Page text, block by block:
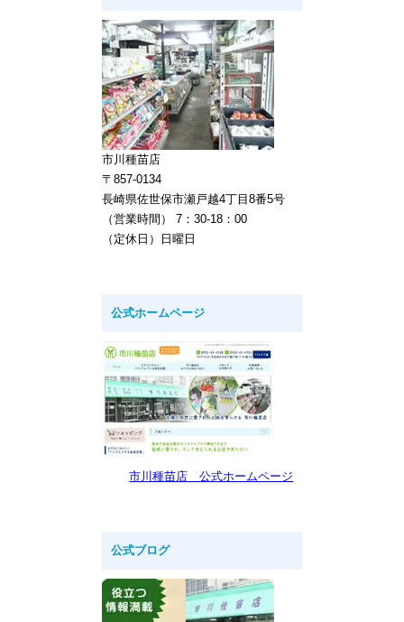
市川種苗店
〒857-0134
長崎県佐世保市瀬戸越4丁目8番5号
（営業時間） 7：30-18：00
（定休日）日曜日
公式ホームページ
市川種苗店 公式ホームページ
公式ブログ